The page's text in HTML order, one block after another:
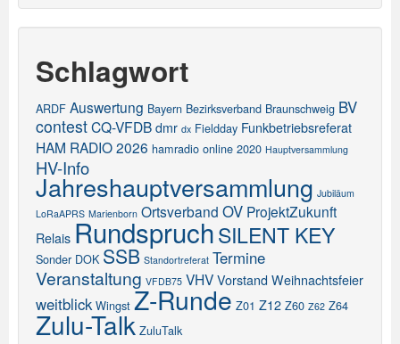
Schlagwort
ARDF Auswertung Bayern Bezirksverband Braunschweig BV
contestCQ-VFDB dmr dx Fieldday Funkbetriebsreferat
HAM RADIO 2026 hamradio online 2020 Hauptversammlung
HV-Info
Jahreshauptversammlung Jubiläum
LoRaAPRS Marienborn Ortsverband OV ProjektZukunft
Relais RundspruchSILENT KEY
Sonder DOK SSB Standortreferat Termine
Veranstaltung VFDB75 VHV Vorstand Weihnachtsfeier
weitblick Wingst Z-Runde Z01 Z12 Z60 Z62 Z64
Zulu-Talk ZuluTalk